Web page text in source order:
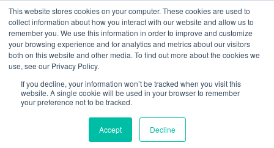
This website stores cookies on your computer. These cookies are used to
collect information about how you interact with our website and allow us to
remember you. We use this information in order to improve and customize
your browsing experience and for analytics and metrics about our visitors
both on this website and other media. To find out more about the cookies we
use, see our Privacy Policy.
If you decline, your information won’t be tracked when you visit this
website. A single cookie will be used in your browser to remember
your preference not to be tracked.
Accept Decline
WEALTH MANAGEMENT CDI MEMBRESÍA
NOTICIAS →
ANÁLISIS DE COYUNTURA
¿Por qué las acciones de MercadoLibre
cayeron más de 10% en un día?